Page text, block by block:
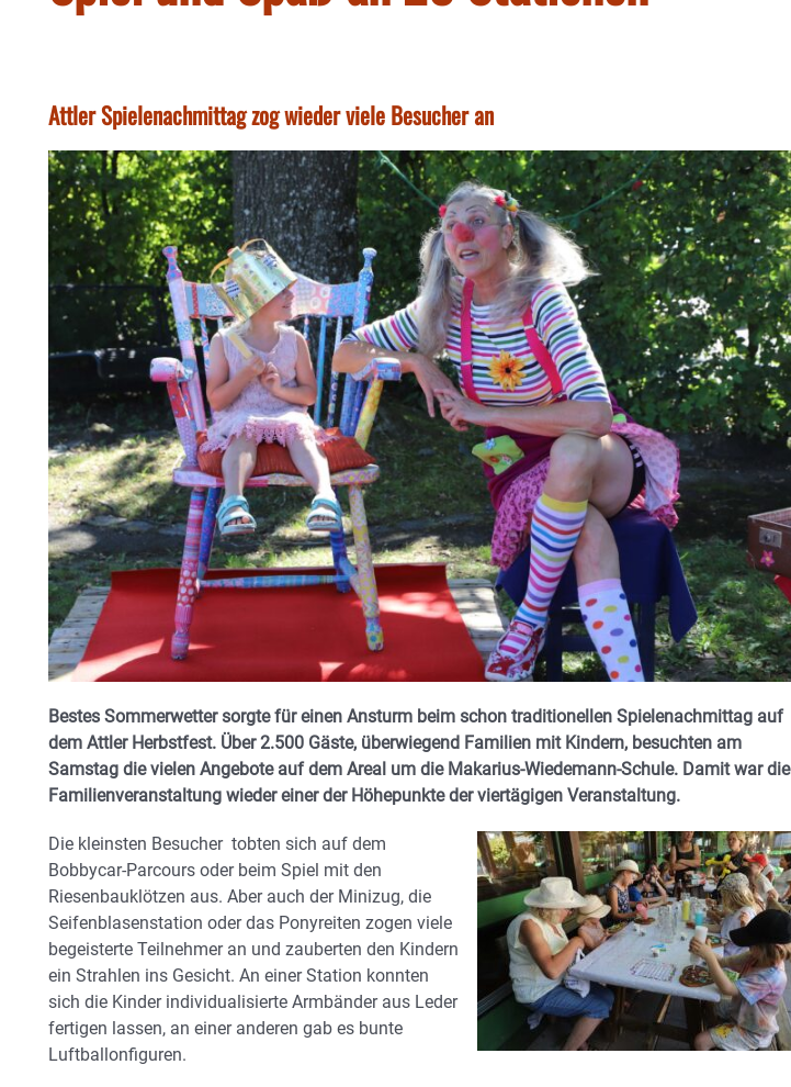
Attler Spielenachmittag zog wieder viele Besucher an
Bestes Sommerwetter sorgte für einen Ansturm beim schon traditionellen Spielenachmittag auf
dem Attler Herbstfest. Über 2.500 Gäste, überwiegend Familien mit Kindern, besuchten am
Samstag die vielen Angebote auf dem Areal um die Makarius-Wiedemann-Schule. Damit war die
Familienveranstaltung wieder einer der Höhepunkte der viertägigen Veranstaltung.
Die kleinsten Besucher tobten sich auf dem
Bobbycar-Parcours oder beim Spiel mit den
Riesenbauklötzen aus. Aber auch der Minizug, die
Seifenblasenstation oder das Ponyreiten zogen viele
begeisterte Teilnehmer an und zauberten den Kindern
ein Strahlen ins Gesicht. An einer Station konnten
sich die Kinder individualisierte Armbänder aus Leder
fertigen lassen, an einer anderen gab es bunte
Luftballonfiguren.